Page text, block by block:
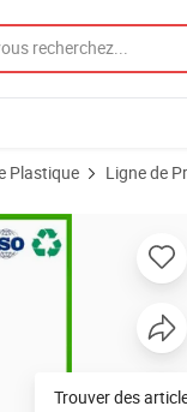
Plastique Ligne de
de feuilles en
Trouver des